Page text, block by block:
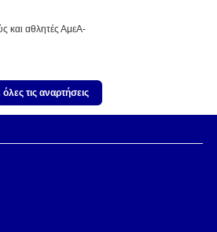
και αθλητές ΑμεΑ-
όλες τις αναρτήσεις